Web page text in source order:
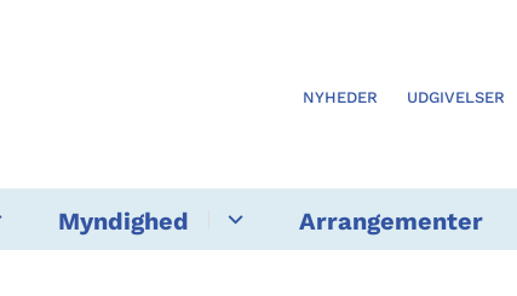
NYHEDER UDGIVELSER
Myndighed Arrangementer